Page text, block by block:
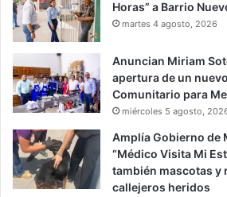
Horas” a Barrio
martes 4 agosto, 2026
Anuncian Miriam
apertura de un
Comunitario para
miércoles 5 agosto,
Amplía Gobierno de
“Médico Visita Mi
también mascotas y
callejeros heridos